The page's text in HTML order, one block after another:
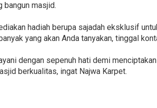
bangun masjid.
hadiah berupa sajadah eksklusif
yang akan Anda tanyakan, tinggal
dengan sepenuh hati demi
berkualitas, ingat Najwa Karpet.